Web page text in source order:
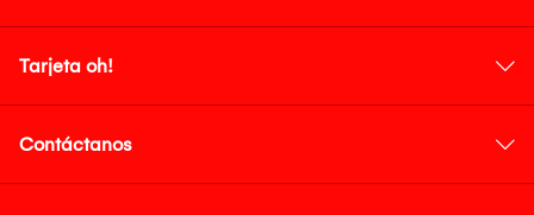
Tarjeta oh!
Contáctanos